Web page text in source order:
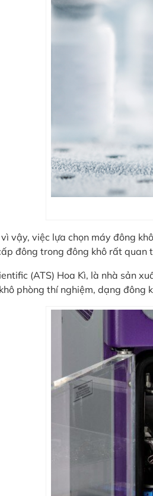
vì vậy, việc lựa chọn máy đông
đông trong đông khô rất quan
(ATS) Hoa Kì, là nhà sản
phòng thí nghiệm, dạng đông